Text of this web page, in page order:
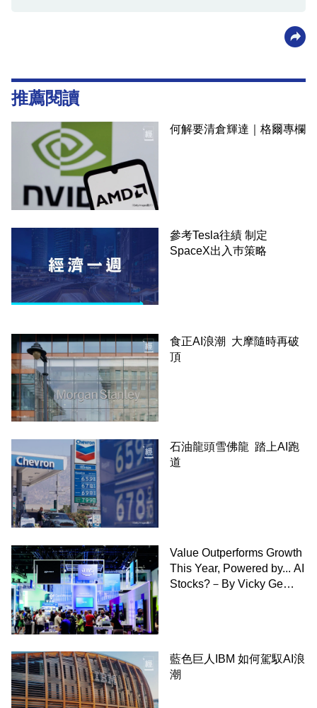
推薦閱讀
何解要清倉輝達｜格爾專欄
參考Tesla往績 制定
SpaceX出入巿策略
食正AI浪潮 大摩隨時再破
頂
石油龍頭雪佛龍 踏上AI跑
道
Value Outperforms Growth
This Year, Powered by... AI
Stocks?－By Vicky Ge
藍色巨人IBM 如何駕馭AI浪
潮